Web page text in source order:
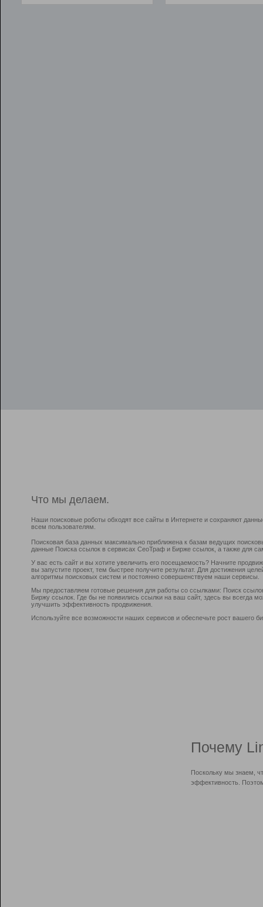
Что мы делаем.
Наши поисковые роботы обходят все сайты в Интернете и сохраняют
всем пользователям.
Поисковая база данных максимально приближена к базам ведущих
данные Поиска ссылок в сервисах СеоТраф и Бирже ссылок, а также для
У вас есть сайт и вы хотите увеличить его посещаемость? Начните
вы запустите проект, тем быстрее получите результат. Для достижения
алгоритмы поисковых систем и постоянно совершенствуем наши сервисы.
Мы предоставляем готовые решения для работы со ссылками: Поиск
Биржу ссылок. Где бы не появились ссылки на ваш сайт, здесь вы всегда
улучшить эффективность продвижения.
Используйте все возможности наших сервисов и обеспечьте рост вашего
Почему
Поскольку мы знаем,
эффективность.